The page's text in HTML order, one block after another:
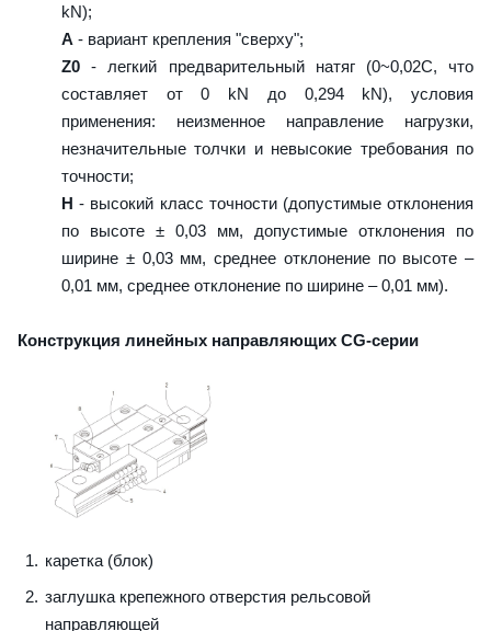
kN);
A - вариант крепления "сверху";
Z0 - легкий предварительный натяг (0~0,02C, что
составляет от 0 kN до 0,294 kN), условия
применения: неизменное направление нагрузки,
незначительные толчки и невысокие требования по
точности;
H - высокий класс точности (допустимые отклонения
по высоте ± 0,03 мм, допустимые отклонения по
ширине ± 0,03 мм, среднее отклонение по высоте –
0,01 мм, среднее отклонение по ширине – 0,01 мм).
Конструкция линейных направляющих CG-серии
каретка (блок)
заглушка крепежного отверстия рельсовой
направляющей